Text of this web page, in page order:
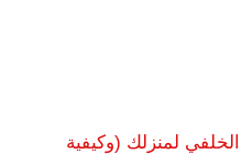
الخلفي لمنزلك (وكيفية